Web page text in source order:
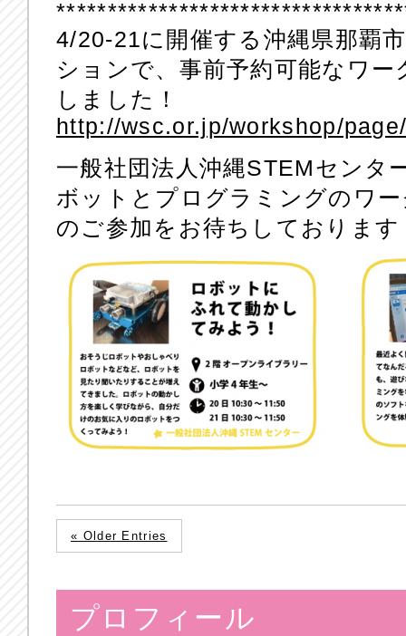
4/20-21に開催する沖縄県那覇
ションで、事前予約可能なワ
しました！
http://wsc.or.jp/workshop/
一般社団法人沖縄STEMセンタ
ボットとプログラミングのワ
のご参加をお待ちしております
« Older Entries
プロフィール